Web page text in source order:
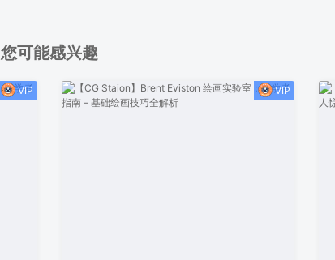
您可能感兴趣